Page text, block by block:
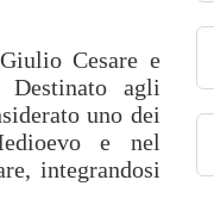
Cesare e
agli
uno dei
e nel
integrandosi